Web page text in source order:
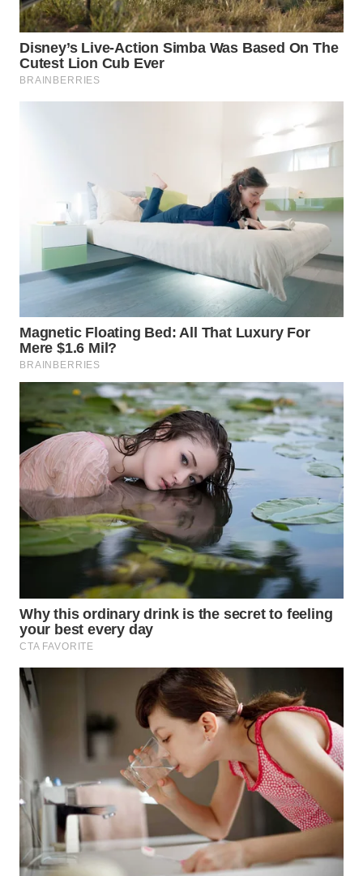
WN
SULUT
WN
DANAU
WN
NIAS
WN
LANGKAT
WN
TAPANULI
SELATAN
WN
TANJUNG
WN
KARO
WN
SIMALUNGUN
WN
TAPANULI
TENGAH
WN DELI